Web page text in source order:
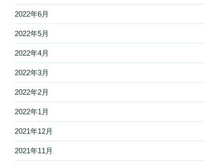
2022年6月
2022年5月
2022年4月
2022年3月
2022年2月
2022年1月
2021年12月
2021年11月